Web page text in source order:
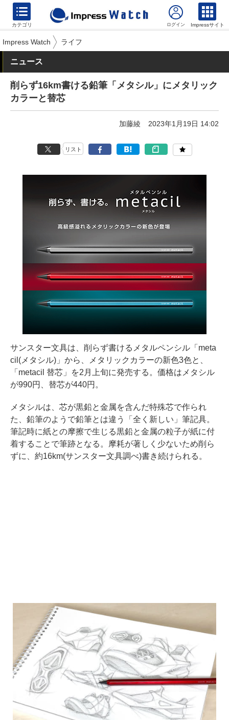
カテゴリ Impressサイト
Impress Watch ライフ
ニュース
削らず16km書ける鉛筆「メタシル」にメタリック
カラーと替芯
加藤綾 2023年1月19日 14:02
リスト
サンスター文具は、削らず書けるメタルペンシル「meta
cil(メタシル)」から、メタリックカラーの新色3色と、
「metacil 替芯」を2月上旬に発売する。価格はメタシル
が990円、替芯が440円。
メタシルは、芯が黒鉛と金属を含んだ特殊芯で作られ
た、鉛筆のようで鉛筆とは違う「全く新しい」筆記具。
筆記時に紙との摩擦で生じる黒鉛と金属の粒子が紙に付
着することで筆跡となる。摩耗が著しく少ないため削ら
ずに、約16km(サンスター文具調べ)書き続けられる。